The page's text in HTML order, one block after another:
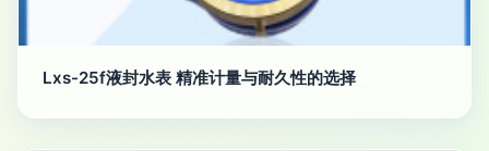
Lxs-25f液封水表 精准计量与耐久性的选择